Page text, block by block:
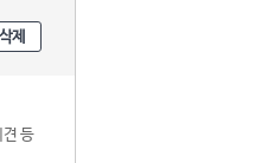
제
견 등